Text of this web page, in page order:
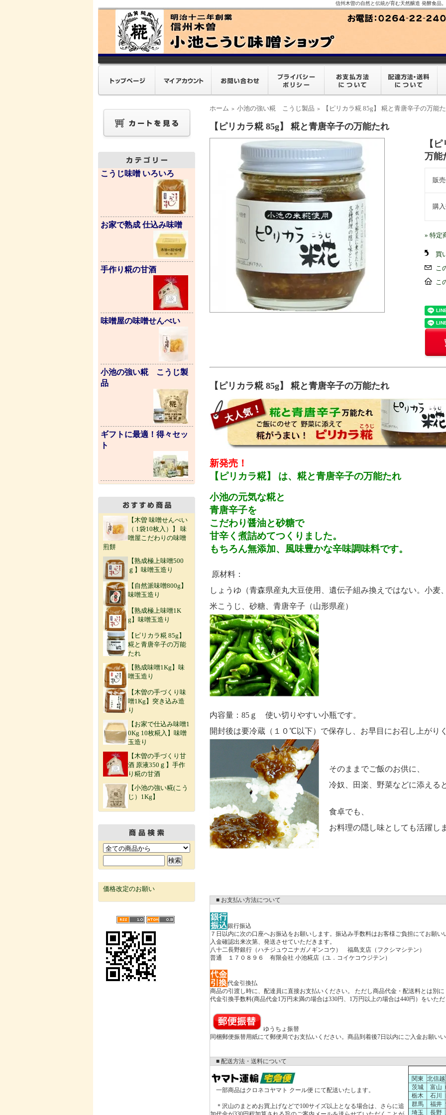
信州木曽の自然と伝統が育む天然醸造 発酵食品
こうじ味噌 いろいろ
お家で熟成 仕込み味噌
手作り糀の甘酒
味噌屋の味噌せんべい
小池の強い糀 こうじ製
品
ギフトに最適！得々セッ
ト
【木曽 味噌せんべい
（ 1袋10枚入）】 味
噌屋こだわりの味噌
煎餅
【熟成極上味噌500
ｇ】味噌玉造り
【自然派味噌800g】
味噌玉造り
【熟成極上味噌1K
g】味噌玉造り
【ピリカラ糀 85g】
糀と青唐辛子の万能
たれ
【熟成味噌1Kg】味
噌玉造り
【木曽の手づくり味
噌1Kg】突き込み造
り
【お家で仕込み味噌1
0Kg 10枚糀入】味噌
玉造り
【木曽の手づくり甘
酒 原液350ｇ】手作
り糀の甘酒
【小池の強い糀(こう
じ）1Kg】
価格改定のお願い
ホーム ＞ 小池の強い糀 こうじ製品 ＞ 【ピリカラ糀 85g】 糀と青唐辛子の万能
【ピリカラ糀 85g】 糀と青唐辛子の万能たれ
【
万能
販
購
» 特定
買
こ
こ
【ピリカラ糀 85g】 糀と青唐辛子の万能たれ
新発売！
【ピリカラ糀】 は、糀と青唐辛子の万能たれ
小池の元気な糀と
青唐辛子を
こだわり醤油と砂糖で
甘辛く煮詰めてつくりました。
もちろん無添加、風味豊かな辛味調味料です。
原材料：
しょうゆ（青森県産丸大豆使用、遺伝子組み換えではない。小麦
米こうじ、砂糖、青唐辛子（山形県産）
内容量：85ｇ 使い切りやすい小瓶です。
開封後は要冷蔵（１０℃以下）で保存し、お早目にお召し上がり
そのままでご飯のお供に、
冷奴、田楽、野菜などに添える
食卓でも、
お料理の隠し味としても活躍し
■ お支払い方法について
銀行振込
７日以内に次の口座へお振込をお願いします。振込み手数料はお客様ご負担にてお願い
入金確認出来次第、発送させていただきます。
八十二長野銀行（ハチジュウニナガノギンコウ） 福島支店（フクシマシテン）
普通 １７０８９６ 有限会社 小池糀店（ユ．コイケコウジテン）
代金引換払
商品の引渡し時に、配達員に直接お支払いください。 ただし商品代金・配送料とは別に
代金引換手数料(商品代金1万円未満の場合は330円、1万円以上の場合は440円）をいた
ゆうちょ振替
同梱郵便振替用紙にて郵便局でお支払いください。商品到着後7日以内にご入金お願い
■ 配送方法・送料について
関東 北信越
茨城
富山
栃木
石川
群馬
福井
埼玉
長野
一部商品はクロネコヤマト クール便 にて配送いたします。
＊沢山のまとめお買上げなどで100サイズ以上となる場合は、さらに追